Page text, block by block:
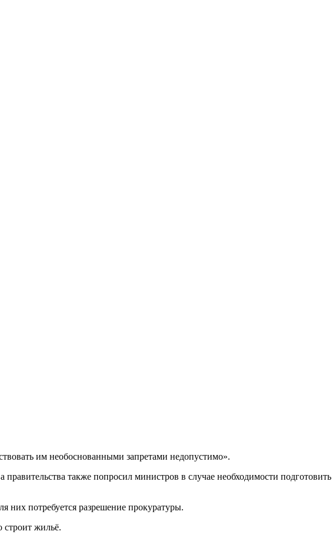
им необоснованными запретами недопустимо».
также попросил министров в случае необходимости подготовить
них потребуется разрешение прокуратуры.
строит жильё.